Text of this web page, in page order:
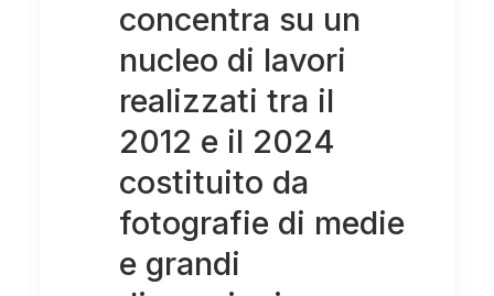
concentra su un
nucleo di lavori
realizzati tra il
2012 e il 2024
costituito da
fotografie di medie
e grandi